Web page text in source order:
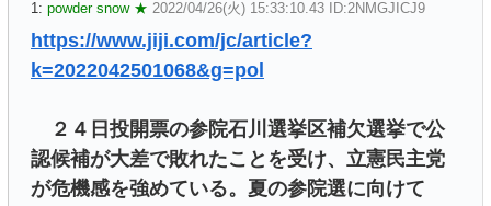
1: powder snow ★ 2022/04/26(火) 15:33:10.43 ID:2NMGJICJ9
https://www.jiji.com/jc/article?
k=2022042501068&g=pol
２４日投開票の参院石川選挙区補欠選挙で公
認候補が大差で敗れたことを受け、立憲民主党
が危機感を強めている。夏の参院選に向けて